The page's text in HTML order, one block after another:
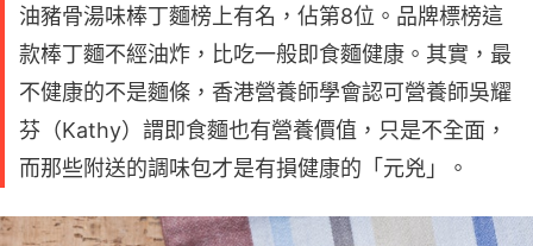
油豬骨湯味棒丁麵榜上有名，佔第8位。品牌標榜這
款棒丁麵不經油炸，比吃一般即食麵健康。其實，最
不健康的不是麵條，香港營養師學會認可營養師吳耀
芬（Kathy）謂即食麵也有營養價值，只是不全面，
而那些附送的調味包才是有損健康的「元兇」。